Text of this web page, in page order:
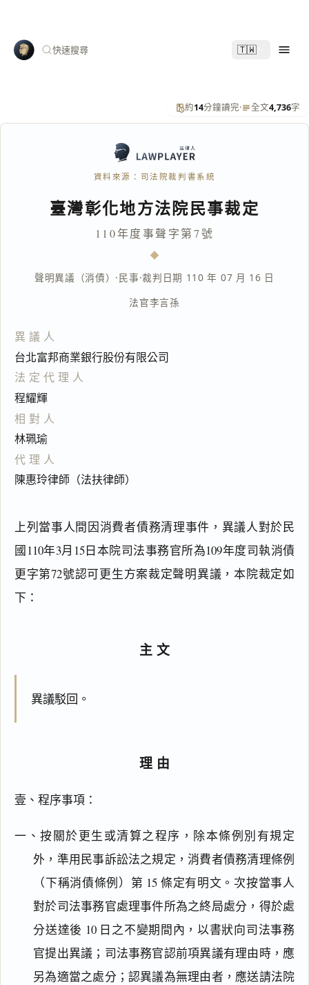
快速搜尋 🇹🇼
約14分鐘讀完· 全文4,736字
資料來源：司法院裁判書系統
臺灣彰化地方法院民事裁定
110年度事聲字第7號
聲明異議（消債） ·民事·裁判日期 110 年 07 月 16 日
法官李言孫
異議人
台北富邦商業銀行股份有限公司
法定代理人
程耀輝
相對人
林珮瑜
代理人
陳惠玲律師（法扶律師）
上列當事人間因消費者債務清理事件，異議人對於民
國110年3月15日本院司法事務官所為109年度司執消債
更字第72號認可更生方案裁定聲明異議，本院裁定如
下：
主文
異議駁回。
理由
壹、程序事項：
一、按關於更生或清算之程序，除本條例別有規定
外，準用民事訴訟法之規定，消費者債務清理條例
（下稱消債條例）第 15 條定有明文。次按當事人
對於司法事務官處理事件所為之終局處分，得於處
分送達後 10 日之不變期間內，以書狀向司法事務
官提出異議；司法事務官認前項異議有理由時，應
另為適當之處分；認異議為無理由者，應送請法院